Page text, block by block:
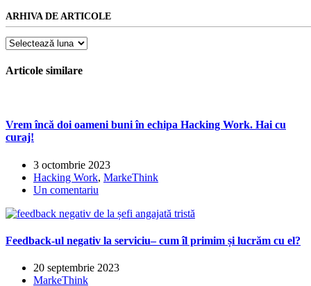
ARHIVA DE ARTICOLE
Arhiva
articole
Articole similare
Vrem încă doi oameni buni în echipa Hacking Work. Hai cu
curaj!
3 octombrie 2023
Hacking Work, MarkeThink
Un comentariu
Feedback-ul negativ la serviciu– cum îl primim și lucrăm cu el?
20 septembrie 2023
MarkeThink